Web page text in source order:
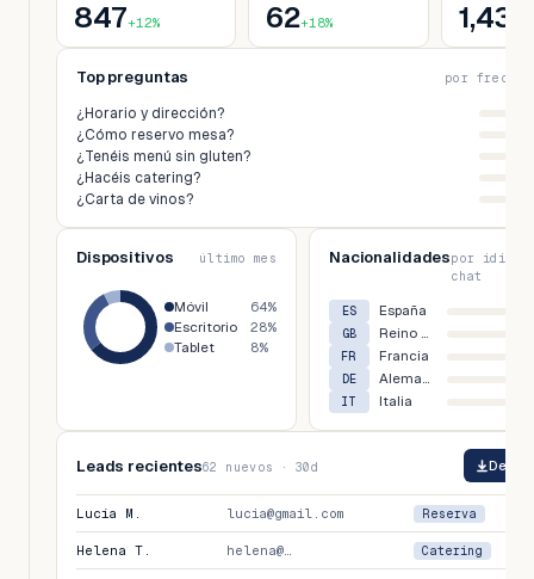
847+12% 62+18% 1,432
Top preguntas por
¿Horario y dirección?
¿Cómo reservo mesa?
¿Tenéis menú sin gluten?
¿Hacéis catering?
¿Carta de vinos?
Dispositivos último mes
Móvil
64%
Escritorio
28%
Tablet
8%
Nacionalidadespor
chat
ES España
GB Reino Unido
FR Francia
DE Alemania
IT Italia
Leads recientes62 nuevos · 30d
Lucía M. lucia@gmail.com Reserva
Helena T. helena@… Catering